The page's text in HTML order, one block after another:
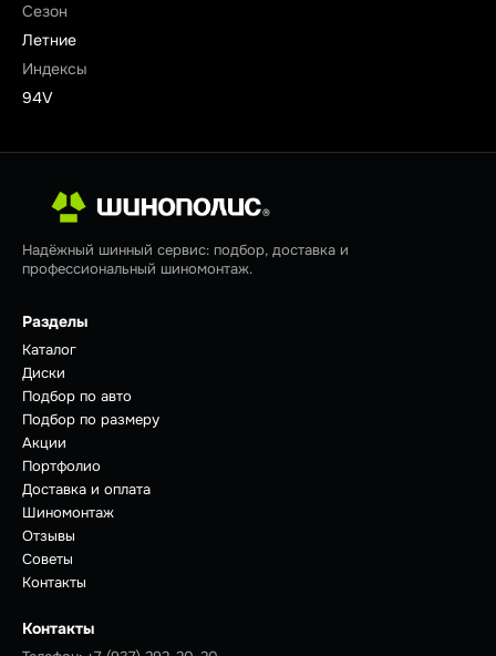
Сезон
Летние
Индексы
94V
Надёжный шинный сервис: подбор, доставка и
профессиональный шиномонтаж.
Разделы
Каталог
Диски
Подбор по авто
Подбор по размеру
Акции
Портфолио
Доставка и оплата
Шиномонтаж
Отзывы
Советы
Контакты
Контакты